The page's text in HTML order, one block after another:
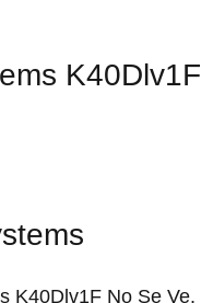
K40Dlv1F
K40Dlv1F No Se Ve.